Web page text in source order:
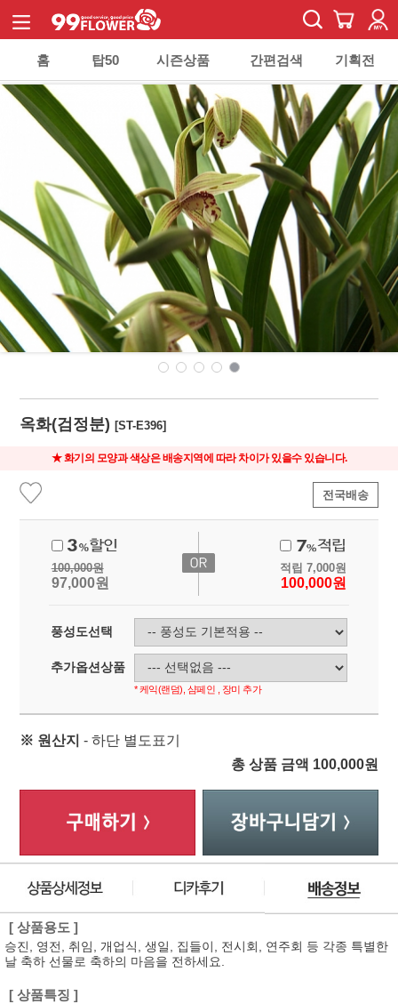
홈 탑50 시즌상품 간편검색 기획전
옥화(검정분)[ST-E396]
★ 화기의 모양과 색상은 배송지역에 따라 차이가 있을수 있습니다.
전국배송
100,000원
97,000원
적립 7,000원
100,000원
풍성도선택
추가옵션상품
* 케익(랜덤), 샴페인 , 장미 추가
※ 원산지 - 하단 별도표기
총 상품 금액 100,000원
[ 상품용도 ]
승진, 영전, 취임, 개업식, 생일, 집들이, 전시회, 연주회 등 각종 특별한
날 축하 선물로 축하의 마음을 전하세요.
[ 상품특징 ]